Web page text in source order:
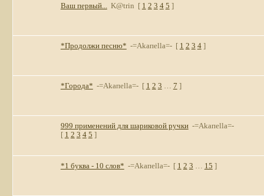
Ваш первый... K@trin [ 1 2 3 4 5 ]
*Продолжи песню* -=Akaпella=- [ 1 2 3 4 ]
*Города* -=Akaпella=- [ 1 2 3 … 7 ]
999 применений для шариковой ручки -=Akaпella=-
[ 1 2 3 4 5 ]
*1 буква - 10 слов* -=Akaпella=- [ 1 2 3 … 15 ]